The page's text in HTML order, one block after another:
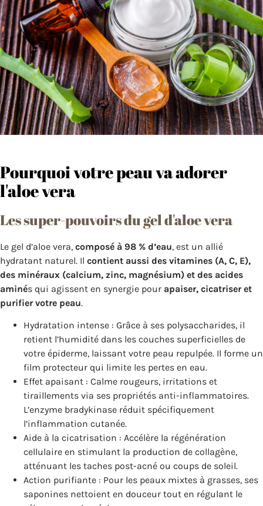
Pourquoi votre peau va adorer
l'aloe vera
Les super-pouvoirs du gel d'aloe vera
Le gel d’aloe vera, composé à 98 % d’eau, est un allié
hydratant naturel. Il contient aussi des vitamines (A, C, E),
des minéraux (calcium, zinc, magnésium) et des acides
aminés qui agissent en synergie pour apaiser, cicatriser et
purifier votre peau.
Hydratation intense : Grâce à ses polysaccharides, il
retient l’humidité dans les couches superficielles de
votre épiderme, laissant votre peau repulpée. Il forme un
film protecteur qui limite les pertes en eau.
Effet apaisant : Calme rougeurs, irritations et
tiraillements via ses propriétés anti-inflammatoires.
L’enzyme bradykinase réduit spécifiquement
l’inflammation cutanée.
Aide à la cicatrisation : Accélère la régénération
cellulaire en stimulant la production de collagène,
atténuant les taches post-acné ou coups de soleil.
Action purifiante : Pour les peaux mixtes à grasses, ses
saponines nettoient en douceur tout en régulant le